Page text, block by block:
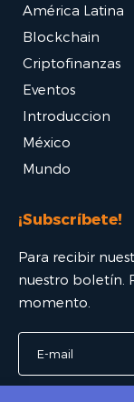
América Latina
Blockchain
Criptofinanzas
Eventos
Introduccion
México
Mundo
¡Subscríbete!
Para recibir
nuestro boletín.
momento.